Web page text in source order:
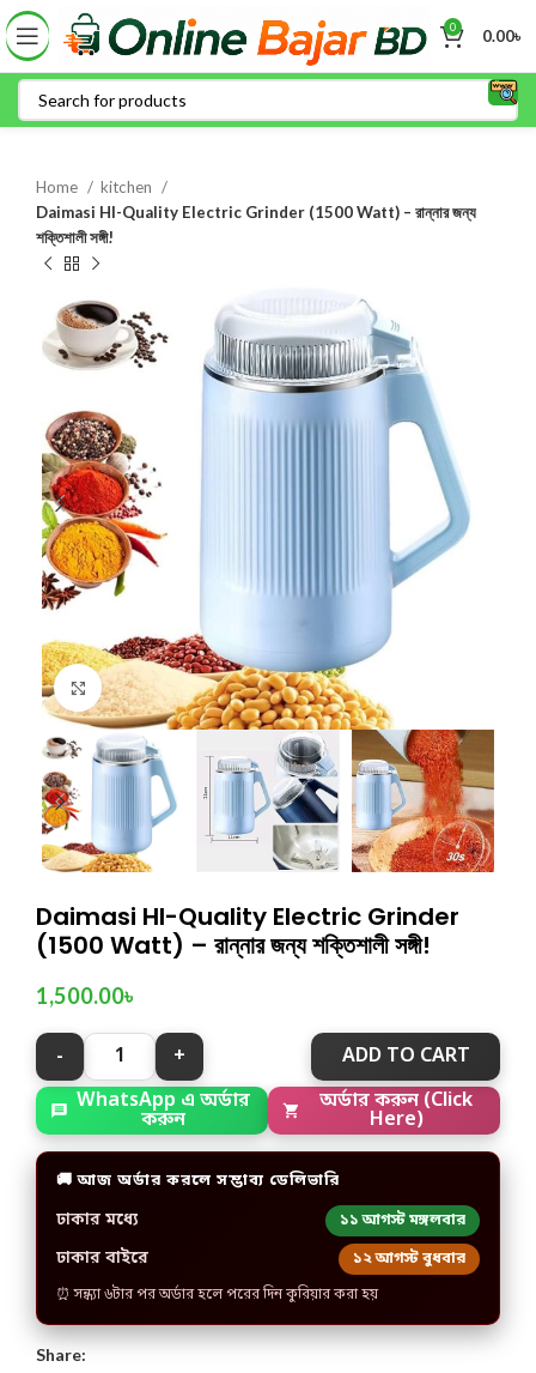
0 0.00৳
Home
kitchen
Daimasi HI-Quality Electric Grinder (1500 Watt) – রান্নার জন্য
শক্তিশালী সঙ্গী!
Click to enlarge
Daimasi HI-Quality Electric Grinder
(1500 Watt) – রান্নার জন্য শক্তিশালী সঙ্গী!
1,500.00৳
ADD TO CART
WhatsApp এ অর্ডার
করুন
অর্ডার করুন (Click
Here)
🚚 আজ অর্ডার করলে সম্ভাব্য ডেলিভারি
ঢাকার মধ্যে ১১ আগস্ট মঙ্গলবার
ঢাকার বাইরে ১২ আগস্ট বুধবার
⏰ সন্ধ্যা ৬টার পর অর্ডার হলে পরের দিন কুরিয়ার করা হয়
Share: